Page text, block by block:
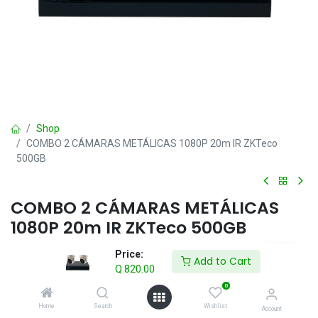
Price:
Q 820.00
Add to Cart
Home Search
0
Wishlist Account
Shop
COMBO 2 CÁMARAS METÁLICAS 1080P 20m IR ZKTeco
500GB
COMBO 2 CÁMARAS METÁLICAS
1080P 20m IR ZKTeco 500GB
820.00 IVA incluido
Add to Cart